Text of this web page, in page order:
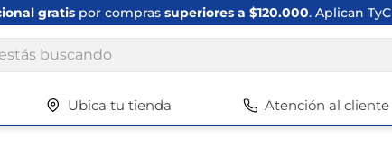
gratispor compras superiores a $120.000. Aplican TyC
Ubica tu tienda Atención al cliente
Términos más buscados